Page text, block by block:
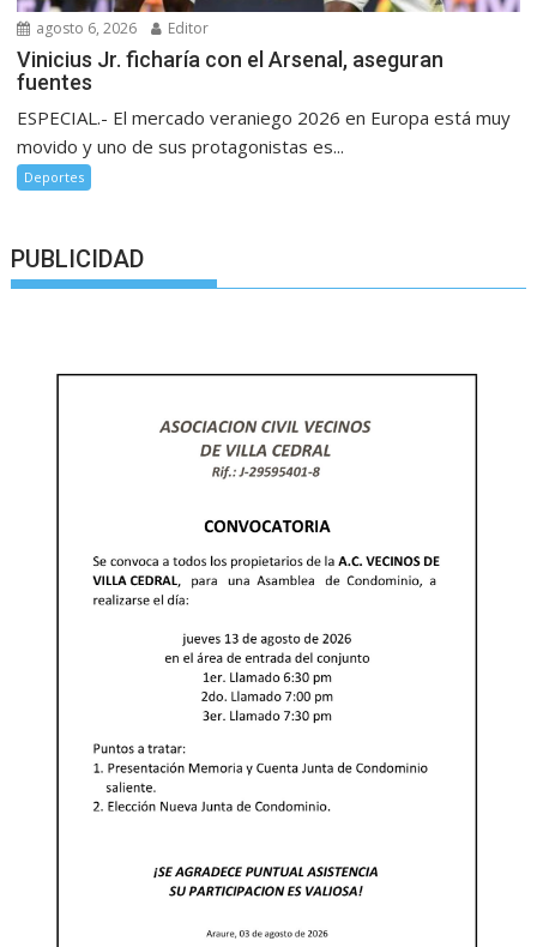
agosto 6, 2026 Editor
Vinicius Jr. ficharía con el Arsenal, aseguran
fuentes
ESPECIAL.- El mercado veraniego 2026 en Europa está muy
movido y uno de sus protagonistas es...
Deportes
PUBLICIDAD